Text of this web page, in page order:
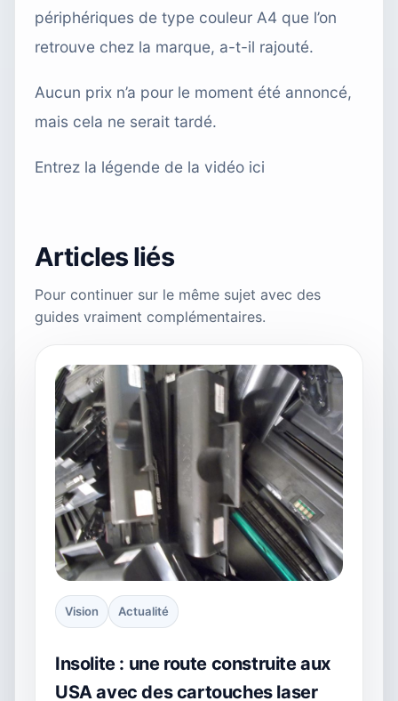
périphériques de type couleur A4 que l’on
retrouve chez la marque, a-t-il rajouté.
Aucun prix n’a pour le moment été annoncé,
mais cela ne serait tardé.
Entrez la légende de la vidéo ici
Articles liés
Pour continuer sur le même sujet avec des
guides vraiment complémentaires.
Vision Actualité
Insolite : une route construite aux
USA avec des cartouches laser